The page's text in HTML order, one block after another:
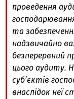
проведення
та
надзвичайно
безперервний
цього аудиту.
суб’єктів
внаслідок неї